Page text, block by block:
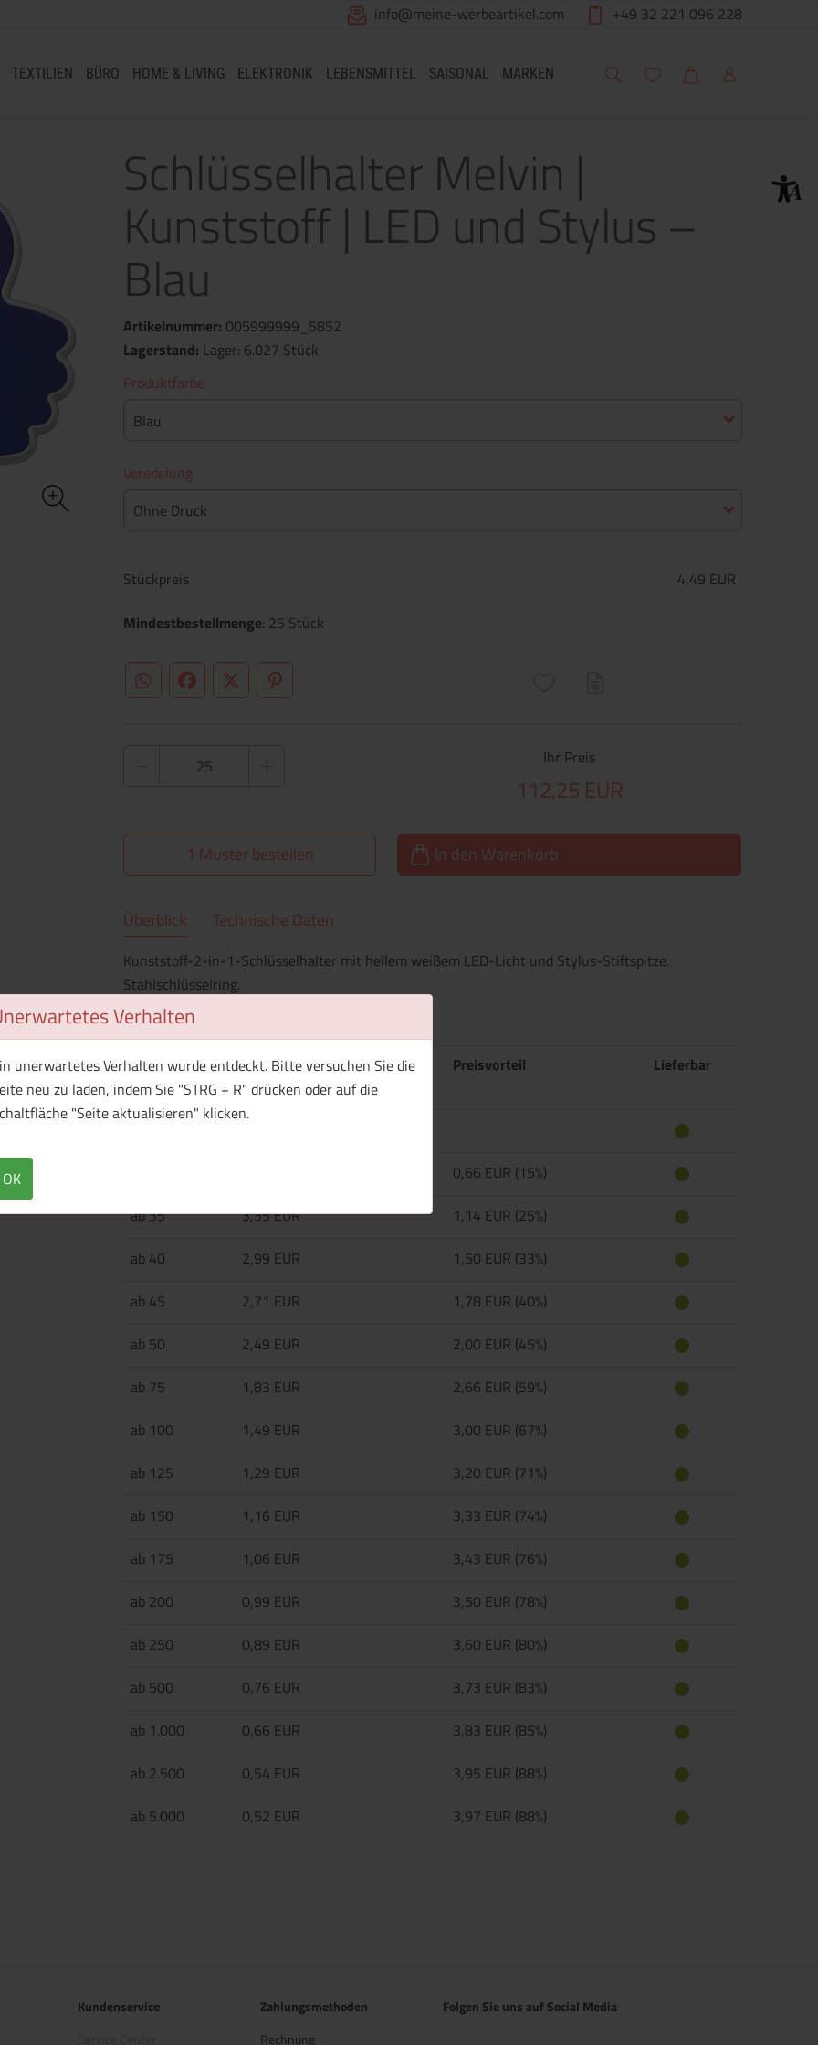
Verhalten
unerwartetes Verhalten wurde entdeckt. Bitte versuchen Sie die
neu zu laden, indem Sie "STRG + R" drücken oder auf die
"Seite aktualisieren" klicken.
OK
info@meine-werbeartikel.com +49 32 221 096 228
TEXTILIEN BÜRO HOME & LIVING ELEKTRONIK LEBENSMITTEL SAISONAL MARKEN Suche Meine Wunschliste
WarenkorbMein Account
Schlüsselhalter Melvin |
Kunststoff | LED und Stylus –
Blau
Artikelnummer: 005999999_5852
Lagerstand: Lager: 6.027 Stück
Produktfarbe
Blau
Veredelung
Ohne Druck
Stückpreis
4,49 EUR
Mindestbestellmenge: 25 Stück
WhatsApp (#[creator\plugin\share\core\structs\SocialSharingServiceSettings]:only_chrome#)
FacebookTwitter (#[creator\plugin\share\core\structs\SocialSharingServiceSettings]:formaly_twitter#)
Pinterest
Ihr Preis
112,25 EUR
1 Muster bestellen In den Warenkorb
Überblick Technische Daten
Kunststoff-2-in-1-Schlüsselhalter mit hellem weißem LED-Licht und Stylus-Stiftspitze.
Stahlschlüsselring.
Menge
Preis / Stück
Netto
Brutto
Preisvorteil Lieferbar
0,66 EUR (15%)
ab 35
3,35 EUR
1,14 EUR (25%)
ab 40
2,99 EUR
1,50 EUR (33%)
ab 45
2,71 EUR
1,78 EUR (40%)
ab 50
2,49 EUR
2,00 EUR (45%)
ab 75
1,83 EUR
2,66 EUR (59%)
ab 100
1,49 EUR
3,00 EUR (67%)
ab 125
1,29 EUR
3,20 EUR (71%)
ab 150
1,16 EUR
3,33 EUR (74%)
ab 175
1,06 EUR
3,43 EUR (76%)
ab 200
0,99 EUR
3,50 EUR (78%)
ab 250
0,89 EUR
3,60 EUR (80%)
ab 500
0,76 EUR
3,73 EUR (83%)
ab 1.000
0,66 EUR
3,83 EUR (85%)
ab 2.500
0,54 EUR
3,95 EUR (88%)
ab 5.000
0,52 EUR 3,97 EUR (88%)
Kundenservice
Zahlungsmethoden
Rechnung
Folgen Sie uns auf Social Media